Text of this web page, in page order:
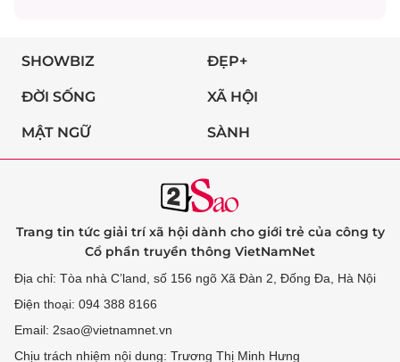
SHOWBIZ ĐẸP+
ĐỜI SỐNG XÃ HỘI
MẬT NGỮ SÀNH
Trang tin tức giải trí xã hội dành cho giới trẻ của công ty
Cổ phần truyền thông VietNamNet
Địa chỉ: Tòa nhà C’land, số 156 ngõ Xã Đàn 2, Đống Đa, Hà Nội
Điện thoại: 094 388 8166
Email: 2sao@vietnamnet.vn
Chịu trách nhiệm nội dung: Trương Thị Minh Hưng